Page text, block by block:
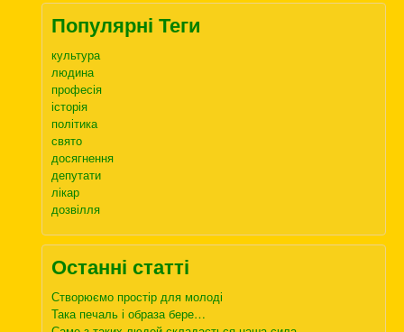
Популярні Теги
культура
людина
професія
історія
політика
свято
досягнення
депутати
лікар
дозвілля
Останні статті
Створюємо простір для молоді
Така печаль і образа бере…